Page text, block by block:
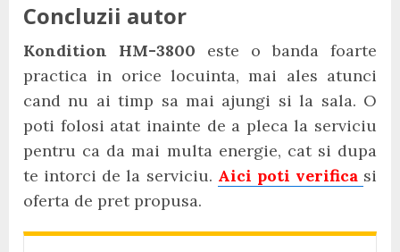
Concluzii autor
Kondition HM-3800 este o banda foarte
practica in orice locuinta, mai ales atunci
cand nu ai timp sa mai ajungi si la sala. O
poti folosi atat inainte de a pleca la serviciu
pentru ca da mai multa energie, cat si dupa
te intorci de la serviciu. Aici poti verifica si
oferta de pret propusa.